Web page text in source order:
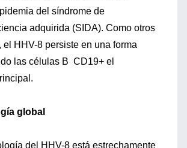
del síndrome de
adquirida (SIDA). Como otros
el HHV-8 persiste en una forma
las células B CD19+ el
global
del HHV-8 está estrechamente